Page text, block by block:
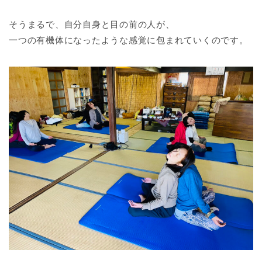
そうまるで、自分自身と目の前の人が、
一つの有機体になったような感覚に包まれていくのです。